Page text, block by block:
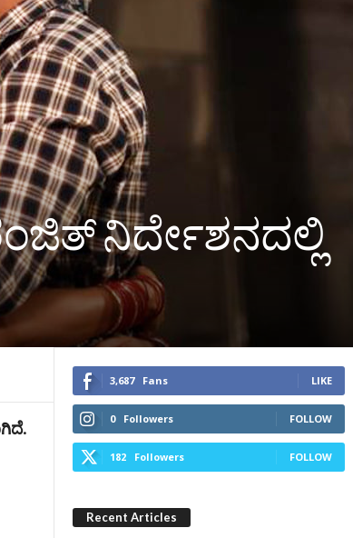
ನಿರ್ದೇಶನದಲ್ಲಿ
3,687 Fans LIKE
0 Followers FOLLOW
182 Followers FOLLOW
Recent Articles